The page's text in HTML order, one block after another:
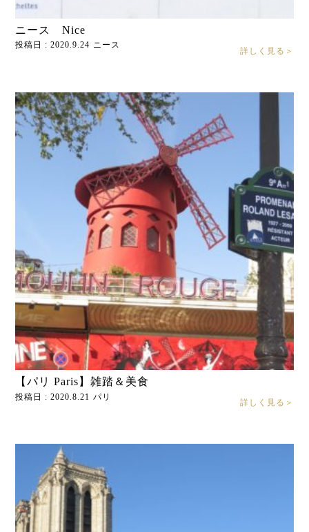
ニース Nice
投稿日 : 2020.9.24 ニース
詳しく見る＞
【パリ Paris】雑踏＆美食
投稿日 : 2020.8.21 パリ
詳しく見る＞